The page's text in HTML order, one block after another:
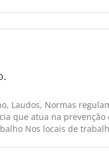
Laudos, Normas
que atua na
Nos locais de